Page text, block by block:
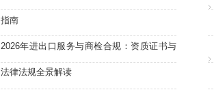
指南
2026年进出口服务与商检合规：资质证书与
法律法规全景解读